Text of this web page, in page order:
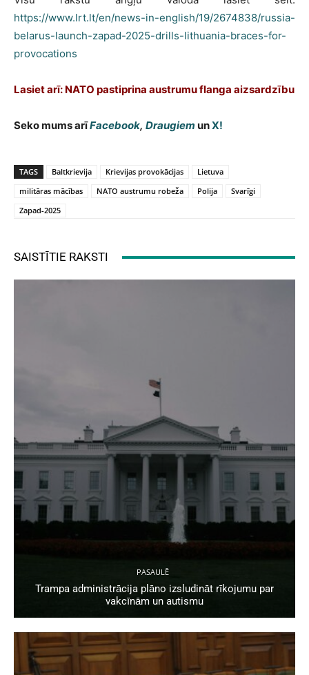
https://www.lrt.lt/en/news-in-english/19/2674838/russia-
belarus-launch-zapad-2025-drills-lithuania-braces-for-
provocations
Lasiet arī: NATO pastiprina austrumu flanga aizsardzību
Seko mums arīFacebook, Draugiem unX!
TAGS Baltkrievija Krievijas provokācijas
Lietuva
militāras mācības
NATO austrumu robeža Polija
Svarīgi
Zapad-2025
SAISTĪTIE RAKSTI
PASAULĒ
Trampa administrācija plāno izsludināt rīkojumu par
vakcīnām un autismu